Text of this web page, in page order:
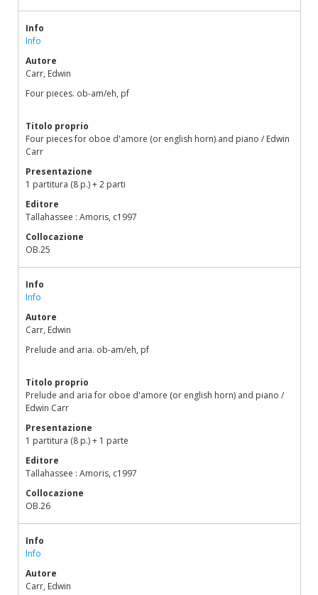
Info
Info
Autore
Carr, Edwin
Four pieces. ob-am/eh, pf
Titolo proprio
Four pieces for oboe d'amore (or english horn) and piano / Edwin
Carr
Presentazione
1 partitura (8 p.) + 2 parti
Editore
Tallahassee : Amoris, c1997
Collocazione
OB.25
Info
Info
Autore
Carr, Edwin
Prelude and aria. ob-am/eh, pf
Titolo proprio
Prelude and aria for oboe d'amore (or english horn) and piano /
Edwin Carr
Presentazione
1 partitura (8 p.) + 1 parte
Editore
Tallahassee : Amoris, c1997
Collocazione
OB.26
Info
Info
Autore
Carr, Edwin